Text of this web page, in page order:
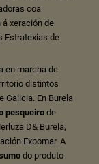
coa
á xeración de
Estratexias de
en marcha de
distintos
Galicia. En Burela
pesqueirode
D& Burela,
Expomar. A
do produto